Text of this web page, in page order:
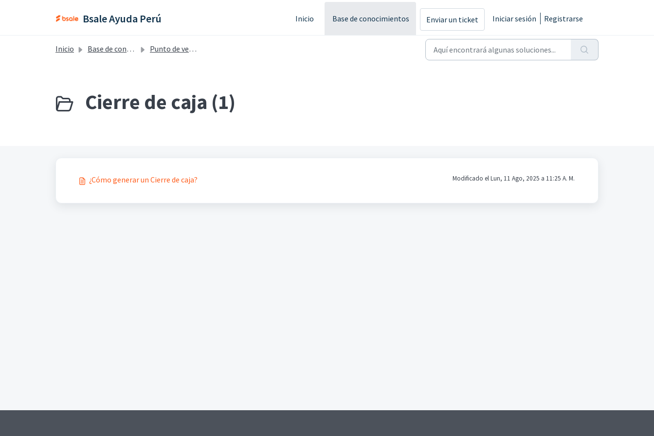
Bsale Ayuda Perú Inicio Base de conocimientos Enviar un ticket Iniciar sesión Registrarse
Inicio Base de conocimientos Punto de venta - Perú
Cierre de caja (1)
¿Cómo generar un Cierre de caja? Modificado el Lun, 11 Ago, 2025 a 11:25 A. M.